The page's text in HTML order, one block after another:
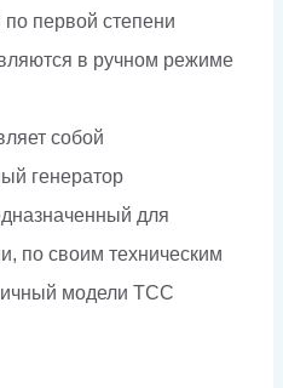
первой степени
в ручном режиме
собой
генератор
для
по своим техническим
модели ТСС